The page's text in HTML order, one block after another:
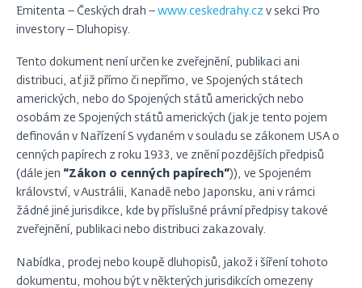
Emitenta – Českých drah – www.ceskedrahy.cz v sekci Pro
investory – Dluhopisy.
Tento dokument není určen ke zveřejnění, publikaci ani
distribuci, ať již přímo či nepřímo, ve Spojených státech
amerických, nebo do Spojených států amerických nebo
osobám ze Spojených států amerických (jak je tento pojem
definován v Nařízení S vydaném v souladu se zákonem USA o
cenných papírech z roku 1933, ve znění pozdějších předpisů
(dále jen “Zákon o cenných papírech“)), ve Spojeném
království, v Austrálii, Kanadě nebo Japonsku, ani v rámci
žádné jiné jurisdikce, kde by příslušné právní předpisy takové
zveřejnění, publikaci nebo distribuci zakazovaly.
Nabídka, prodej nebo koupě dluhopisů, jakož i šíření tohoto
dokumentu, mohou být v některých jurisdikcích omezeny